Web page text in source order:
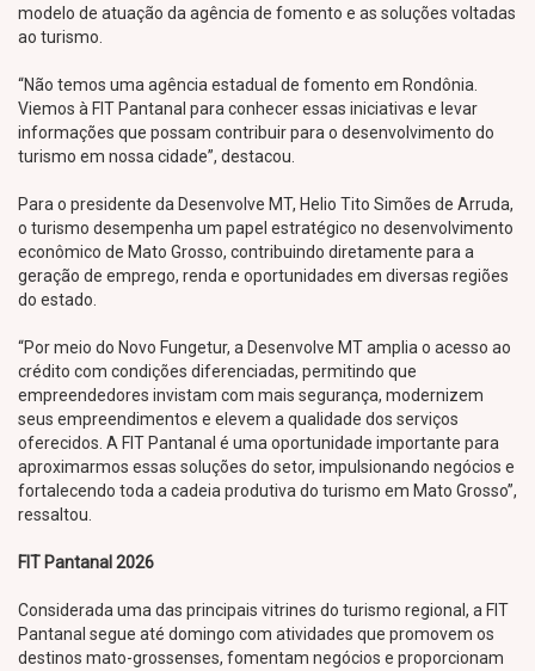
modelo de atuação da agência de fomento e as soluções voltadas
ao turismo.
“Não temos uma agência estadual de fomento em Rondônia.
Viemos à FIT Pantanal para conhecer essas iniciativas e levar
informações que possam contribuir para o desenvolvimento do
turismo em nossa cidade”, destacou.
Para o presidente da Desenvolve MT, Helio Tito Simões de Arruda,
o turismo desempenha um papel estratégico no desenvolvimento
econômico de Mato Grosso, contribuindo diretamente para a
geração de emprego, renda e oportunidades em diversas regiões
do estado.
“Por meio do Novo Fungetur, a Desenvolve MT amplia o acesso ao
crédito com condições diferenciadas, permitindo que
empreendedores invistam com mais segurança, modernizem
seus empreendimentos e elevem a qualidade dos serviços
oferecidos. A FIT Pantanal é uma oportunidade importante para
aproximarmos essas soluções do setor, impulsionando negócios e
fortalecendo toda a cadeia produtiva do turismo em Mato Grosso”,
ressaltou.
FIT Pantanal 2026
Considerada uma das principais vitrines do turismo regional, a FIT
Pantanal segue até domingo com atividades que promovem os
destinos mato-grossenses, fomentam negócios e proporcionam